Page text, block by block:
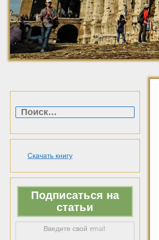
Скачать книгу
Подписаться на
статьи
Введите свой email: